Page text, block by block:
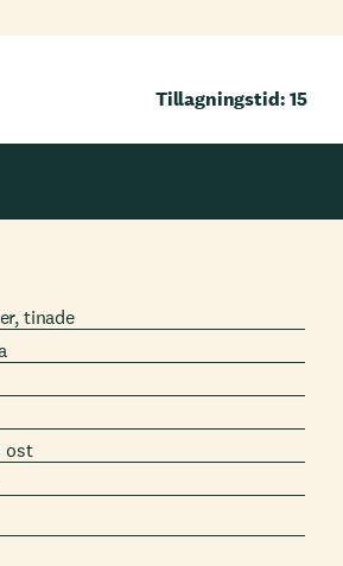
Tillagningstid: 15
tinade
ost